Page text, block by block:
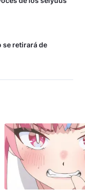
se retirará de